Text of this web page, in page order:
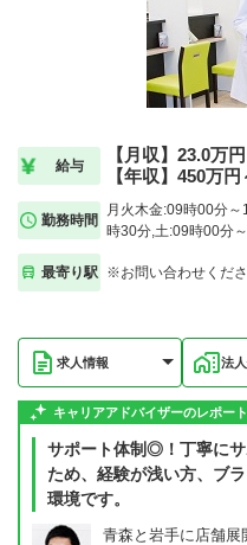
給与
【月収】23.0万
【年収】450万
勤務時間
月火木金:09時00分
時30分,土:09時00分
最寄り駅 ※お問い合わせくだ
求人情報 法
キャリアアドバイザーのレポート
サポート体制◎！丁寧に
ため、経験が浅い方、ブ
環境です。
青森と岩手に店舗展